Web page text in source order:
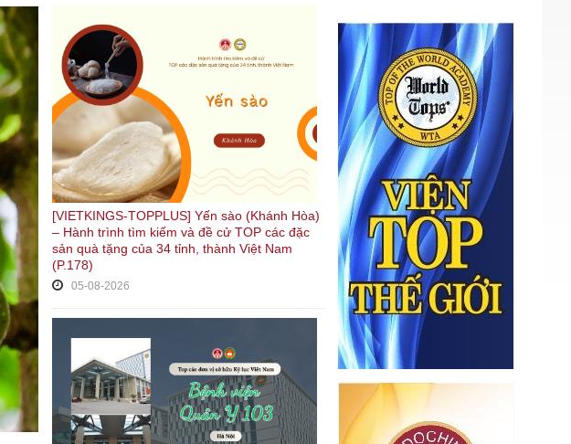
[VIETKINGS-TOPPLUS] Yến sào (Khánh Hòa)
– Hành trình tìm kiếm và đề cử TOP các đặc
sản quà tặng của 34 tỉnh, thành Việt Nam
(P.178)
05-08-2026